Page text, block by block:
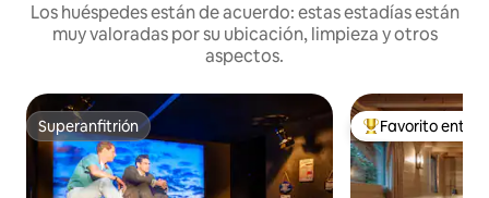
Los huéspedes están de acuerdo: estas estadías están
muy valoradas por su ubicación, limpieza y otros
aspectos.
Superanfitrión
Superanfitrión Favorito entre
Favorito entre